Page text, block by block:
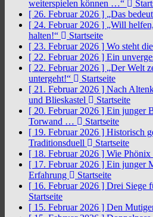
weiterspielen können …“
[ 26. Februar 2026 ] „Das
[ 24. Februar 2026 ] „Will
halten!“
Startseite
[ 23. Februar 2026 ] Wo steht
[ 22. Februar 2026 ] Ein
[ 22. Februar 2026 ] „Der Welt
untergeht!“
Startseite
[ 21. Februar 2026 ] Nach
und Blieskastel
Startseite
[ 20. Februar 2026 ] Ein junger
Torwand …
Startseite
[ 19. Februar 2026 ] Historisch
Traditionsduell
Startseite
[ 18. Februar 2026 ] Wie
[ 17. Februar 2026 ] Ein junger
Erfahrung
Startseite
[ 16. Februar 2026 ] Drei Siege
Startseite
[ 15. Februar 2026 ] Den